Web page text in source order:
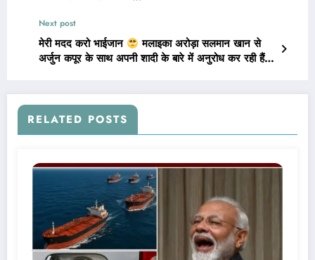
Next post
मेरी मदद करो भाईजान
मलाइका अरोड़ा सलमान खान से
अर्जुन कपूर के साथ अपनी शादी के बारे में अनुरोध कर रही हैं…
RELATED POSTS